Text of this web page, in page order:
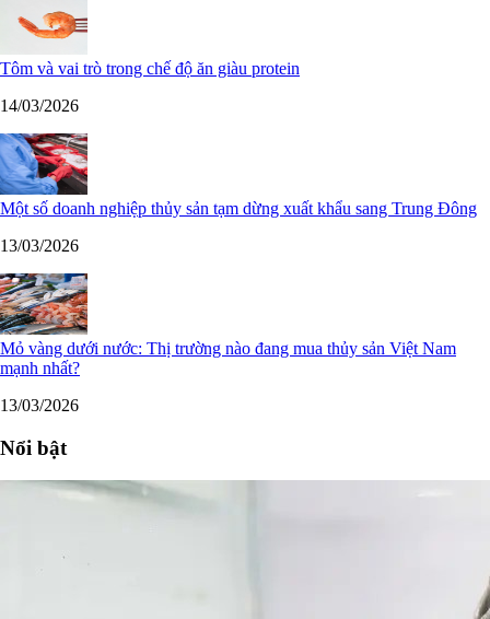
Tôm và vai trò trong chế độ ăn giàu protein
14/03/2026
Một số doanh nghiệp thủy sản tạm dừng xuất khẩu sang Trung Đông
13/03/2026
Mỏ vàng dưới nước: Thị trường nào đang mua thủy sản Việt Nam
mạnh nhất?
13/03/2026
Nổi bật